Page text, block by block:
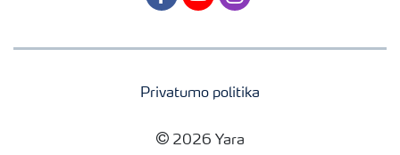
Privatumo politika
2026 Yara